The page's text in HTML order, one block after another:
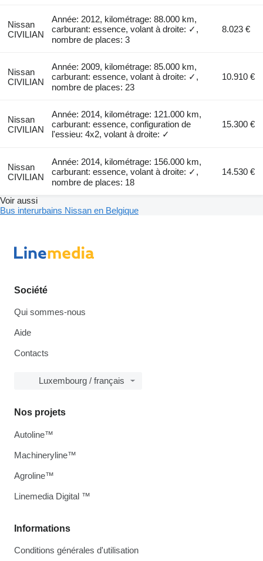
Nissan
CIVILIAN
Année: 2012, kilométrage: 88.000 km,
carburant: essence, volant à droite: ✓,
nombre de places: 3
8.023 €
Nissan
CIVILIAN
Année: 2009, kilométrage: 85.000 km,
carburant: essence, volant à droite: ✓,
nombre de places: 23
10.910 €
Nissan
CIVILIAN
Année: 2014, kilométrage: 121.000 km,
carburant: essence, configuration de
l'essieu: 4x2, volant à droite: ✓
15.300 €
Nissan
CIVILIAN
Année: 2014, kilométrage: 156.000 km,
carburant: essence, volant à droite: ✓,
nombre de places: 18
14.530 €
Voir aussi
Bus interurbains Nissan en Belgique
Société
Qui sommes-nous
Aide
Contacts
Luxembourg / français
Informations
Conditions générales d'utilisation
Nos projets
Autoline™
Machineryline™
Agroline™
Linemedia Digital ™